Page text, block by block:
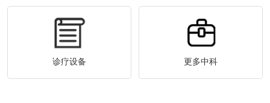
诊疗设备 更多中科